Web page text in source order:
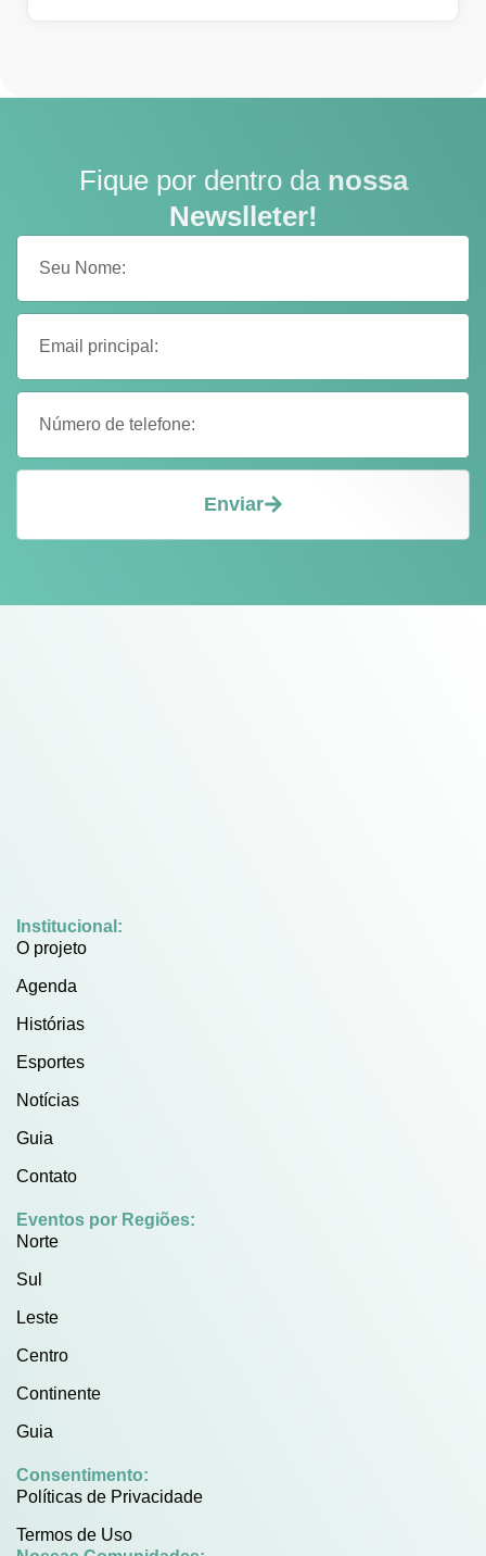
Fique por dentro da nossa
Newslleter!
Enviar
Institucional:
O projeto
Agenda
Histórias
Esportes
Notícias
Guia
Contato
Eventos por Regiões:
Norte
Sul
Leste
Centro
Continente
Guia
Consentimento:
Políticas de Privacidade
Termos de Uso